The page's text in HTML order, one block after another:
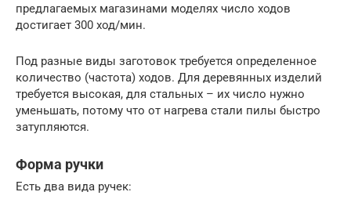
предлагаемых магазинами моделях число ходов
достигает 300 ход/мин.
Под разные виды заготовок требуется определенное
количество (частота) ходов. Для деревянных изделий
требуется высокая, для стальных – их число нужно
уменьшать, потому что от нагрева стали пилы быстро
затупляются.
Форма ручки
Есть два вида ручек: